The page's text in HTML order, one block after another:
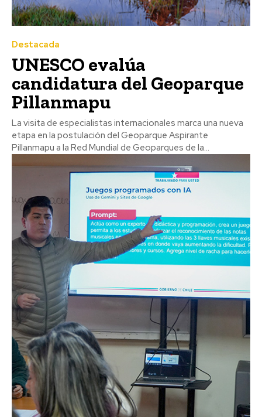
Destacada
UNESCO evalúa
candidatura del Geoparque
Pillanmapu
La visita de especialistas internacionales marca una nueva
etapa en la postulación del Geoparque Aspirante
Pillanmapu a la Red Mundial de Geoparques de la...